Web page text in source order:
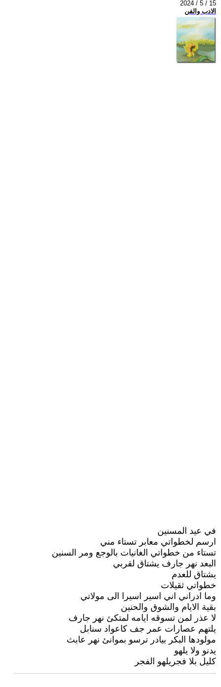
2024 / 5 / 15
الادب والفن
في عيد المسنين
ارسم لخطواتي معابر تستاء مني
تستاء من خطواتي الغانيات بالوجع ومر السنين
البعد نهر جارف يشتاق لقربي
يشتاق للعدم
خطواتي ثقيلات
وما ادراني اني اسير اسيرا الى مولاتي
بقية الايام والشوق والحنين
لا عذر لمن تسوقه ايامه لمتكئ نهر جارف
يلتهم عصارات عمر جف كاعواد سنابل
مولودها البكر بيادر ترسو بموانئ نهر عابث
يدنو ولا يلهو
كليل بلا فجريلهو الفجر